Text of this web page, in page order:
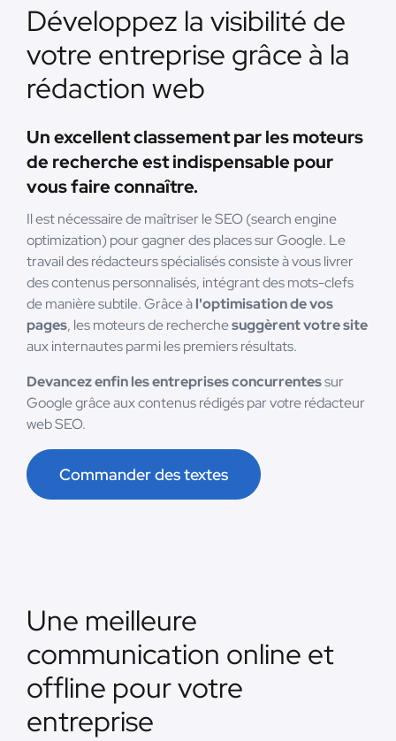
Développez la visibilité de
votre entreprise grâce à la
rédaction web
Un excellent classement par les moteurs
de recherche est indispensable pour
vous faire connaître.
Il est nécessaire de maîtriser le SEO (search engine
optimization) pour gagner des places sur Google. Le
travail des rédacteurs spécialisés consiste à vous livrer
des contenus personnalisés, intégrant des mots-clefs
de manière subtile. Grâce àl'optimisation de vos
pages, les moteurs de recherchesuggèrent votre site
aux internautes parmi les premiers résultats.
Devancez enfin les entreprises concurrentessur
Google grâce aux contenus rédigés par votre rédacteur
web SEO.
Commander des textes
Une meilleure
communication online et
offline pour votre
entreprise